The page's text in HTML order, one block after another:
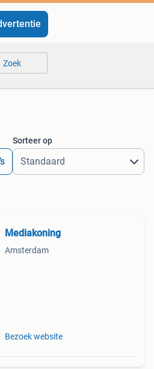
Zoek
Sorteer op
Mediakoning
Amsterdam
Bezoek website